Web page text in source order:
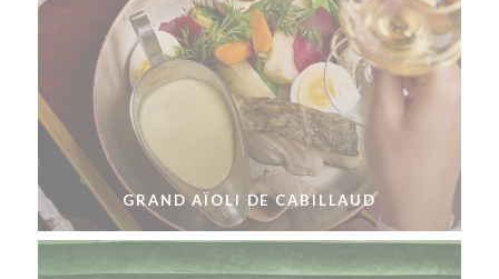
GRAND AÏOLI DE CABILLAUD